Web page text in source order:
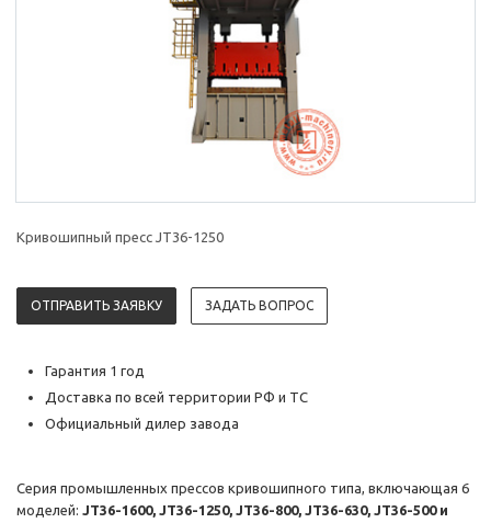
Кривошипный пресс JT36-1250
ОТПРАВИТЬ ЗАЯВКУ ЗАДАТЬ ВОПРОС
Гарантия 1 год
Доставка по всей территории РФ и ТС
Официальный дилер завода
Серия промышленных прессов кривошипного типа, включающая 6
моделей: JT36-1600, JT36-1250, JT36-800, JT36-630, JT36-500 и